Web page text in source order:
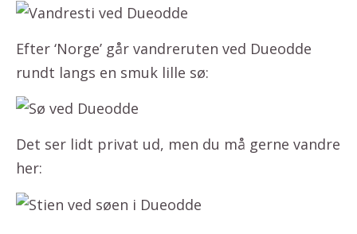
Efter ‘Norge’ går vandreruten ved Dueodde
rundt langs en smuk lille sø:
Det ser lidt privat ud, men du må gerne vandre
her: